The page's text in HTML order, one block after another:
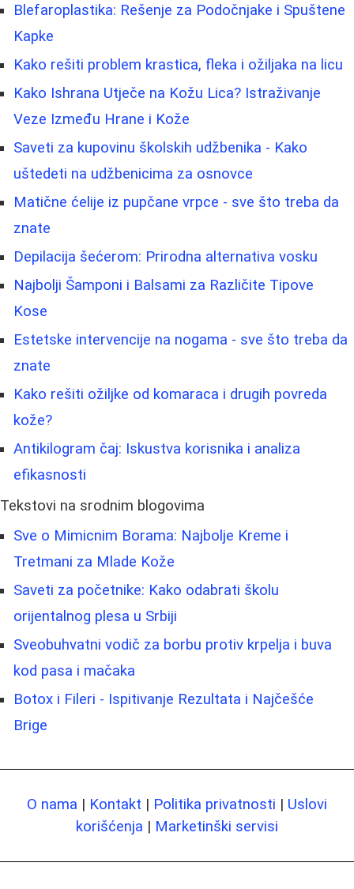
Blefaroplastika: Rešenje za Podočnjake i Spuštene
Kapke
Kako rešiti problem krastica, fleka i ožiljaka na licu
Kako Ishrana Utječe na Kožu Lica? Istraživanje
Veze Između Hrane i Kože
Saveti za kupovinu školskih udžbenika - Kako
uštedeti na udžbenicima za osnovce
Matične ćelije iz pupčane vrpce - sve što treba da
znate
Depilacija šećerom: Prirodna alternativa vosku
Najbolji Šamponi i Balsami za Različite Tipove
Kose
Estetske intervencije na nogama - sve što treba da
znate
Kako rešiti ožiljke od komaraca i drugih povreda
kože?
Antikilogram čaj: Iskustva korisnika i analiza
efikasnosti
Tekstovi na srodnim blogovima
Sve o Mimicnim Borama: Najbolje Kreme i
Tretmani za Mlade Kože
Saveti za početnike: Kako odabrati školu
orijentalnog plesa u Srbiji
Sveobuhvatni vodič za borbu protiv krpelja i buva
kod pasa i mačaka
Botox i Fileri - Ispitivanje Rezultata i Najčešće
Brige
O nama | Kontakt | Politika privatnosti | Uslovi
korišćenja | Marketinški servisi